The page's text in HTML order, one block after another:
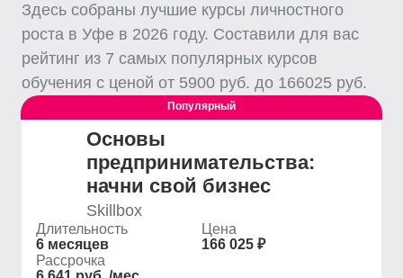
Здесь собраны лучшие курсы личностного
роста в Уфе в 2026 году. Составили для вас
рейтинг из 7 самых популярных курсов
обучения с ценой от 5900 руб. до 166025 руб.
Популярный
Основы
предпринимательства:
начни свой бизнес
Skillbox
Длительность
6 месяцев
Цена
166 025 ₽
Рассрочка